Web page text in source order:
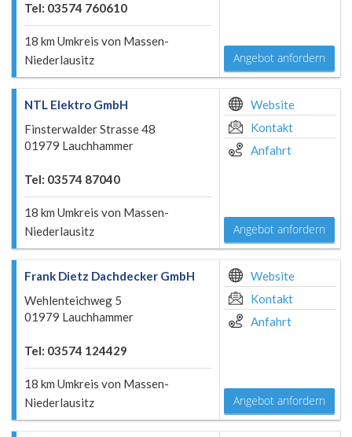
Tel: 03574 760610
18 km Umkreis von Massen-
Niederlausitz
Angebot anfordern
NTL Elektro GmbH
Finsterwalder Strasse 48
01979 Lauchhammer
Tel: 03574 87040
18 km Umkreis von Massen-
Niederlausitz
Website
Kontakt
Anfahrt
Angebot anfordern
Frank Dietz Dachdecker GmbH
Wehlenteichweg 5
01979 Lauchhammer
Tel: 03574 124429
18 km Umkreis von Massen-
Niederlausitz
Website
Kontakt
Anfahrt
Angebot anfordern